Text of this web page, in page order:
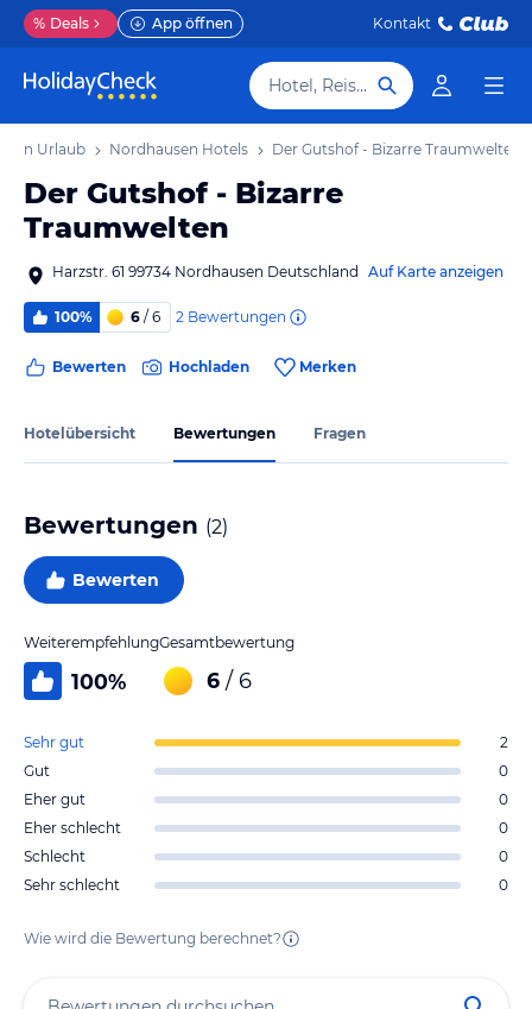
% Deals App öffnen Kontakt
Hotel, Reiseziel
Urlaub Nordhausen Hotels Der Gutshof - Bizarre Traumwelten
Der Gutshof - Bizarre
Traumwelten
Harzstr. 61 99734 Nordhausen Deutschland Auf Karte anzeigen
100% 6 / 6 2 Bewertungen
Bewerten Hochladen Merken
Hotelübersicht Bewertungen Fragen
Bewertungen (2)
Bewerten
Weiterempfehlung
100%
Gesamtbewertung
6 / 6
Sehr gut
2
Gut
0
Eher gut
0
Eher schlecht
0
Schlecht
0
Sehr schlecht
0
Wie wird die Bewertung berechnet?